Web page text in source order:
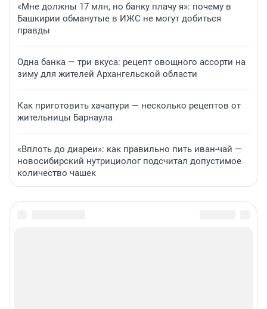
«Мне должны 17 млн, но банку плачу я»: почему в
Башкирии обманутые в ИЖС не могут добиться
правды
Одна банка — три вкуса: рецепт овощного ассорти на
зиму для жителей Архангельской области
Как приготовить хачапури — несколько рецептов от
жительницы Барнаула
«Вплоть до диареи»: как правильно пить иван-чай —
новосибирский нутрициолог подсчитал допустимое
количество чашек